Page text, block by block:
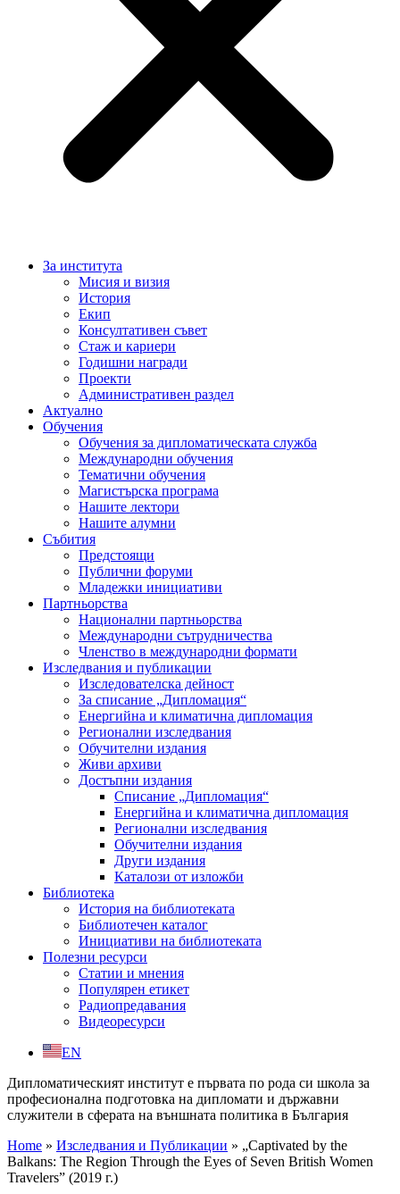
За института
Мисия и визия
История
Екип
Консултативен съвет
Стаж и кариери
Годишни награди
Проекти
Административен раздел
Актуално
Обучения
Обучения за дипломатическата служба
Международни обучения
Тематични обучения
Магистърска програма
Нашите лектори
Нашите алумни
Събития
Предстоящи
Публични форуми
Младежки инициативи
Партньорства
Национални партньорства
Международни сътрудничества
Членство в международни формати
Изследвания и публикации
Изследователска дейност
За списание „Дипломация“
Енергийна и климатична дипломация
Регионални изследвания
Обучителни издания
Живи архиви
Достъпни издания
Списание „Дипломация“
Енергийна и климатична дипломация
Регионални изследвания
Обучителни издания
Други издания
Каталози от изложби
Библиотека
История на библиотеката
Библиотечен каталог
Инициативи на библиотеката
Полезни ресурси
Статии и мнения
Популярен етикет
Радиопредавания
Видеоресурси
EN
Дипломатическият институт е първата по рода си школа за
професионална подготовка на дипломати и държавни
служители в сферата на външната политика в България
Home » Изследвания и Публикации » „Captivated by the
Balkans: The Region Through the Eyes of Seven British Women
Travelers” (2019 г.)